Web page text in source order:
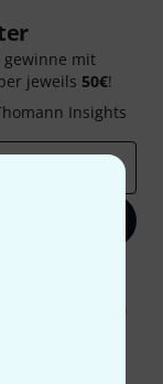
mit
jeweils 50€!
Insights
von E-Mail-
zu. Die
finden Sie in